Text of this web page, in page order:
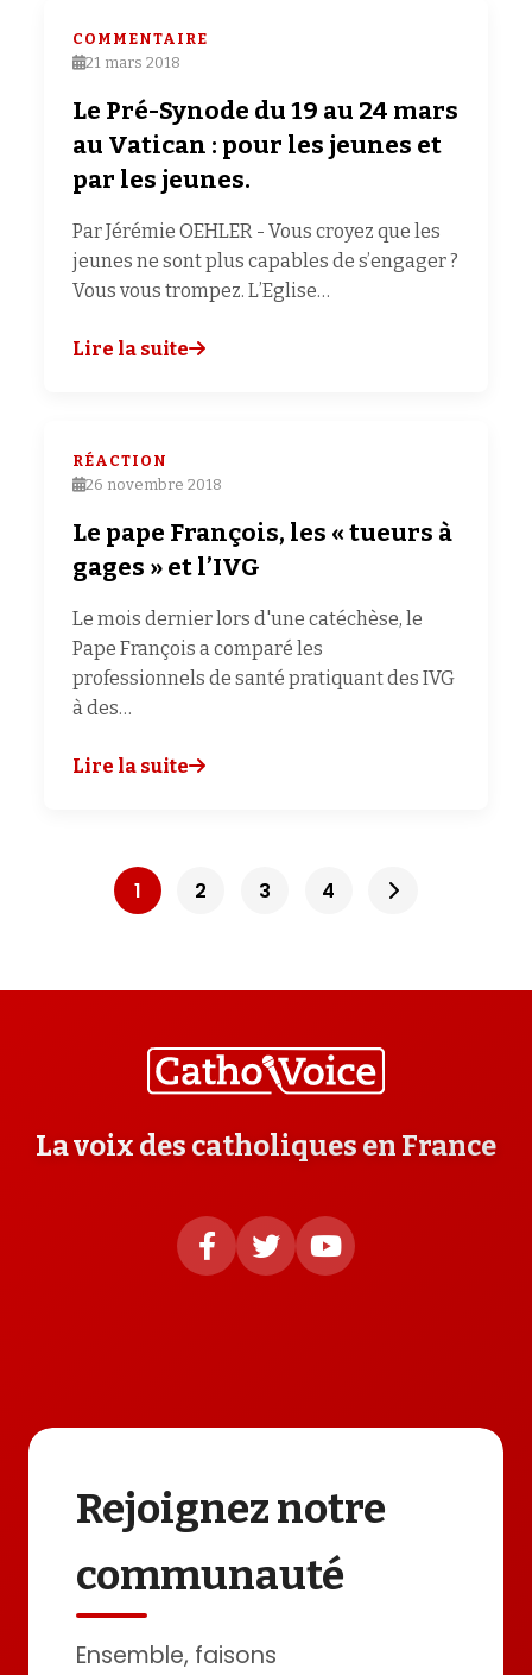
COMMENTAIRE
21 mars 2018
Le Pré-Synode du 19 au 24 mars
au Vatican : pour les jeunes et
par les jeunes.
Par Jérémie OEHLER - Vous croyez que les
jeunes ne sont plus capables de s’engager ?
Vous vous trompez. L’Eglise…
Lire la suite
RÉACTION
26 novembre 2018
Le pape François, les « tueurs à
gages » et l’IVG
Le mois dernier lors d'une catéchèse, le
Pape François a comparé les
professionnels de santé pratiquant des IVG
à des…
Lire la suite
1 2 3 4
La voix des catholiques en France
Rejoignez notre
communauté
Ensemble, faisons